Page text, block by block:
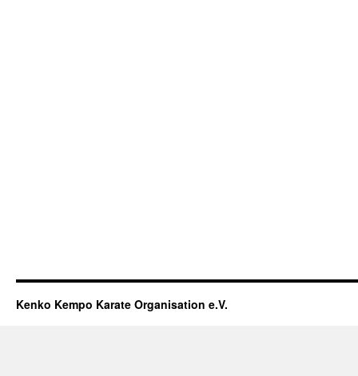
Kenko Kempo Karate Organisation e.V.